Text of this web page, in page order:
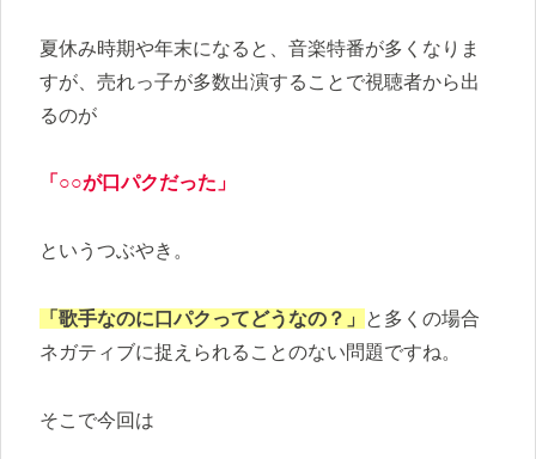
夏休み時期や年末になると、音楽特番が多くなりま
すが、売れっ子が多数出演することで視聴者から出
るのが
「○○が口パクだった」
というつぶやき。
「歌手なのに口パクってどうなの？」
と多くの場合
ネガティブに捉えられることのない問題ですね。
そこで今回は